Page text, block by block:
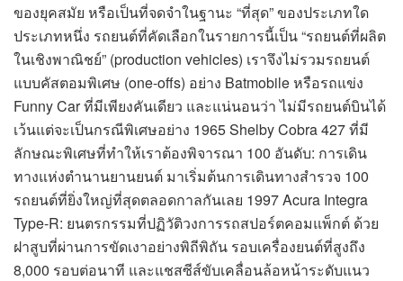
ของยุคสมัย หรือเป็นที่จดจำในฐานะ “ที่สุด” ของประเภทใด
ประเภทหนึ่ง รถยนต์ที่คัดเลือกในรายการนี้เป็น “รถยนต์ที่ผลิต
ในเชิงพาณิชย์” (production vehicles) เราจึงไม่รวมรถยนต์
แบบคัสตอมพิเศษ (one-offs) อย่าง Batmobile หรือรถแข่ง
Funny Car ที่มีเพียงคันเดียว และแน่นอนว่า ไม่มีรถยนต์บินได้
เว้นแต่จะเป็นกรณีพิเศษอย่าง 1965 Shelby Cobra 427 ที่มี
ลักษณะพิเศษที่ทำให้เราต้องพิจารณา 100 อันดับ: การเดิน
ทางแห่งตำนานยานยนต์ มาเริ่มต้นการเดินทางสำรวจ 100
รถยนต์ที่ยิ่งใหญ่ที่สุดตลอดกาลกันเลย 1997 Acura Integra
Type-R: ยนตรกรรมที่ปฏิวัติวงการรถสปอร์ตคอมแพ็กต์ ด้วย
ฝาสูบที่ผ่านการขัดเงาอย่างพิถีพิถัน รอบเครื่องยนต์ที่สูงถึง
8,000 รอบต่อนาที และแชสซีส์ขับเคลื่อนล้อหน้าระดับแนว